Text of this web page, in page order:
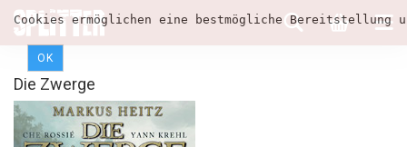
Cookies ermöglichen eine bestmögliche
OK
Die Zwerge